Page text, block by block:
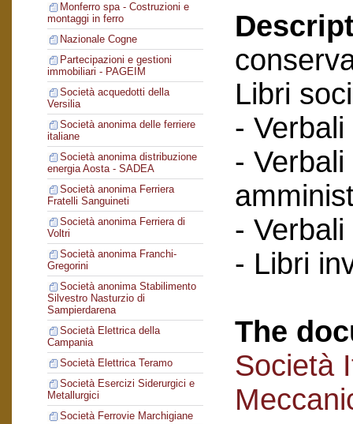
Monferro spa - Costruzioni e
montaggi in ferro
Nazionale Cogne
Partecipazioni e gestioni
immobiliari - PAGEIM
Società acquedotti della
Versilia
Società anonima delle ferriere
italiane
Società anonima distribuzione
energia Aosta - SADEA
Società anonima Ferriera
Fratelli Sanguineti
Società anonima Ferriera di
Voltri
Società anonima Franchi-
Gregorini
Società anonima Stabilimento
Silvestro Nasturzio di
Sampierdarena
Società Elettrica della
Campania
Società Elettrica Teramo
Società Esercizi Siderurgici e
Metallurgici
Società Ferrovie Marchigiane
Libri
-
-
-
- Libri
The
Società